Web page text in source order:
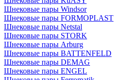
Шнековые пары Windsor
Шнековые пары FORMOPLAST
Шнековые пары Netstal
Шнековые пары STORK
Шнековые пары Arburg
Шнековые пары BATTENFELD
Шнековые пары DEMAG
Шнековые пары ENGEL